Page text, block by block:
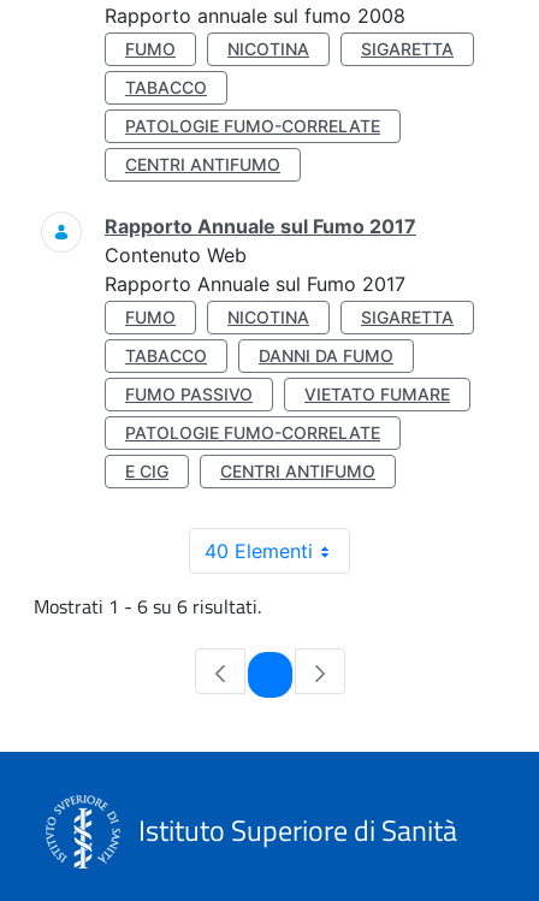
Rapporto annuale sul fumo 2008
FUMO NICOTINA
SIGARETTA
TABACCO
PATOLOGIE FUMO-CORRELATE
CENTRI ANTIFUMO
Rapporto Annuale sul Fumo 2017
Contenuto Web
Rapporto Annuale sul Fumo 2017
FUMO NICOTINA
SIGARETTA
TABACCO
DANNI DA FUMO
FUMO PASSIVO
VIETATO FUMARE
PATOLOGIE FUMO-CORRELATE
E CIG
CENTRI ANTIFUMO
40 Elementi
Mostrati 1 - 6 su 6 risultati.
Pagina
Istituto Superiore di Sanità